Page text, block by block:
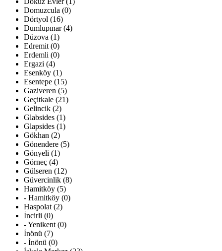
Domuzcula (0)
Dörtyol (16)
Dumlupınar (4)
Düzova (1)
Edremit (0)
Erdemli (0)
Ergazi (4)
Esenköy (1)
Esentepe (15)
Gaziveren (5)
Geçitkale (21)
Gelincik (2)
Glabsides (1)
Glapsides (1)
Gökhan (2)
Gönendere (5)
Gönyeli (1)
Görneç (4)
Gülseren (12)
Güvercinlik (8)
Hamitköy (5)
- Hamitköy (0)
Haspolat (2)
İncirli (0)
- Yenikent (0)
İnönü (7)
- İnönü (0)